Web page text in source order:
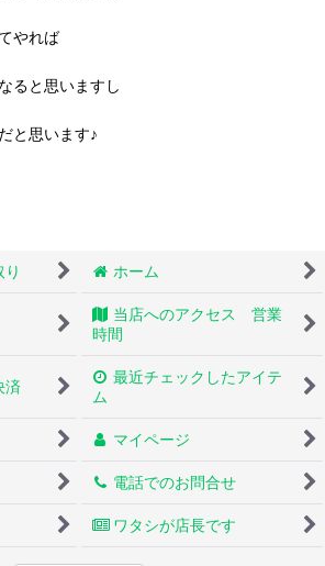
やれば
ると思いますし
と思います♪
ホーム
当店へのアクセス 営業
時間
済
最近チェックしたアイテ
ム
マイページ
電話でのお問合せ
ワタシが店長です